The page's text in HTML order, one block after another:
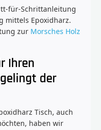
für-Schrittanleitung
mittels Epoxidharz.
zur Morsches Holz
Ihren
der
Tisch, auch
haben wir